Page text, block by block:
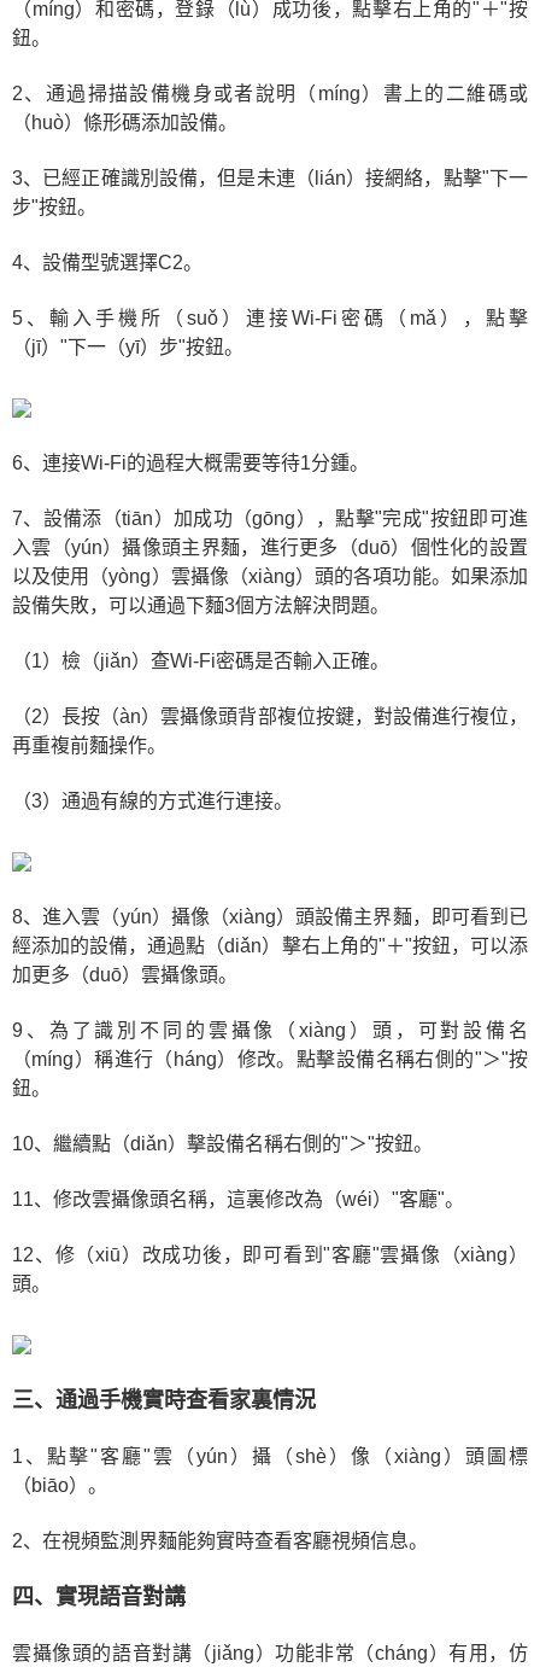
（míng）和密碼，登錄（lù）成功後，點擊右上角的"＋"按
鈕。
2、通過掃描設備機身或者說明（míng）書上的二維碼或
（huò）條形碼添加設備。
3、已經正確識別設備，但是未連（lián）接網絡，點擊"下一
步"按鈕。
4、設備型號選擇C2。
5、輸入手機所（suǒ）連接Wi-Fi密碼（mǎ），點擊
（jī）"下一（yī）步"按鈕。
6、連接Wi-Fi的過程大概需要等待1分鍾。
7、設備添（tiān）加成功（gōng），點擊"完成"按鈕即可進
入雲（yún）攝像頭主界麵，進行更多（duō）個性化的設置
以及使用（yòng）雲攝像（xiàng）頭的各項功能。如果添加
設備失敗，可以通過下麵3個方法解決問題。
（1）檢（jiǎn）查Wi-Fi密碼是否輸入正確。
（2）長按（àn）雲攝像頭背部複位按鍵，對設備進行複位，
再重複前麵操作。
（3）通過有線的方式進行連接。
8、進入雲（yún）攝像（xiàng）頭設備主界麵，即可看到已
經添加的設備，通過點（diǎn）擊右上角的"＋"按鈕，可以添
加更多（duō）雲攝像頭。
9、為了識別不同的雲攝像（xiàng）頭，可對設備名
（míng）稱進行（háng）修改。點擊設備名稱右側的"＞"按
鈕。
10、繼續點（diǎn）擊設備名稱右側的"＞"按鈕。
11、修改雲攝像頭名稱，這裏修改為（wéi）"客廳"。
12、修（xiū）改成功後，即可看到"客廳"雲攝像（xiàng）
頭。
三、通過手機實時查看家裏情況
1、點擊"客廳"雲（yún）攝（shè）像（xiàng）頭圖標
（biāo）。
2、在視頻監測界麵能夠實時查看客廳視頻信息。
四、實現語音對講
雲攝像頭的語音對講（jiǎng）功能非常（cháng）有用，仿